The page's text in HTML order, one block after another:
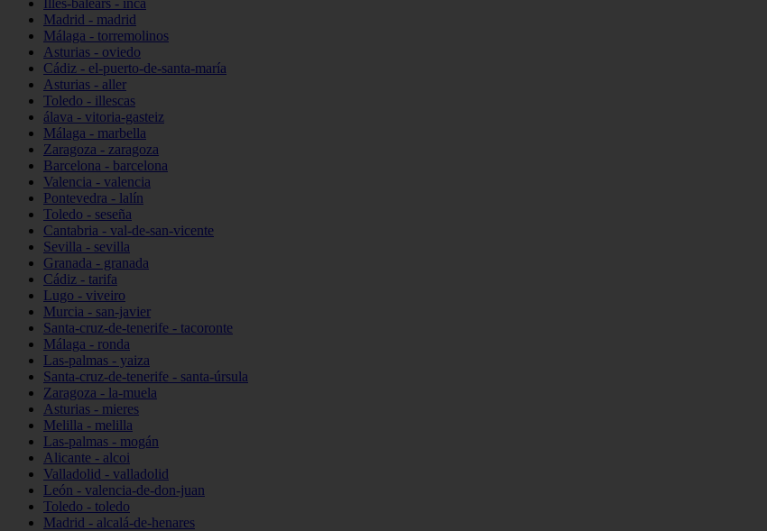
Illes-balears - inca
Madrid - madrid
Málaga - torremolinos
Asturias - oviedo
Cádiz - el-puerto-de-santa-maría
Asturias - aller
Toledo - illescas
álava - vitoria-gasteiz
Málaga - marbella
Zaragoza - zaragoza
Barcelona - barcelona
Valencia - valencia
Pontevedra - lalín
Toledo - seseña
Cantabria - val-de-san-vicente
Sevilla - sevilla
Granada - granada
Cádiz - tarifa
Lugo - viveiro
Murcia - san-javier
Santa-cruz-de-tenerife - tacoronte
Málaga - ronda
Las-palmas - yaiza
Santa-cruz-de-tenerife - santa-úrsula
Zaragoza - la-muela
Asturias - mieres
Melilla - melilla
Las-palmas - mogán
Alicante - alcoi
Valladolid - valladolid
León - valencia-de-don-juan
Toledo - toledo
Madrid - alcalá-de-henares